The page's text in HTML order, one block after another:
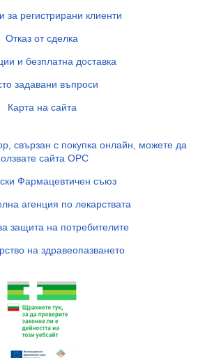
за регистрирани клиенти
Отказ от сделка
и безплатна доставка
задавани въпроси
Карта на сайта
свързан с покупка онлайн, можете да
сайта ОРС
Фармацевтичен съюз
агенция по лекарствата
защита на потребителите
на здравеопазването